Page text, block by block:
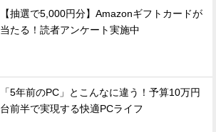
【抽選で5,000円分】Amazonギフトカードが
当たる！読者アンケート実施中
「5年前のPC」とこんなに違う！予算10万円
台前半で実現する快適PCライフ